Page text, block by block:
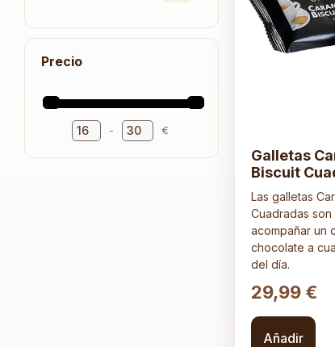
Precio
Minimum Price
- Maximum Price
€
Galletas
Biscuit
Las galletas
Cuadradas
acompañar un
chocolate a
del día.
29,99 €
Añadir